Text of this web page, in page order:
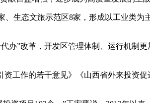
生态文旅示范区8家，形成以工业类为
”改革，开发区管理体制、运行机制更
作的若干意见》《山西省外来投资促